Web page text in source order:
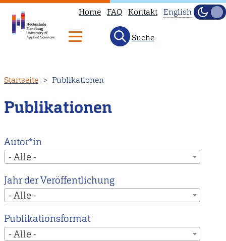
zum
Inhalt
Home FAQ Kontakt
to
our
main
instead.
English
Hell
Suche
Startseite Publikationen
Publikationen
Autor*in
- Alle -
Jahr der Veröffentlichung
- Alle -
Publikationsformat
- Alle -